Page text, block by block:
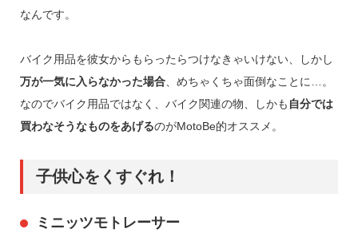
なんです。
バイク用品を彼女からもらったらつけなきゃいけない、しかし
万が一気に入らなかった場合、めちゃくちゃ面倒なことに…。
なのでバイク用品ではなく、バイク関連の物、しかも 自分では
買わなそうなものをあげるのがMotoBe的オススメ。
子供心をくすぐれ！
ミニッツモトレーサー